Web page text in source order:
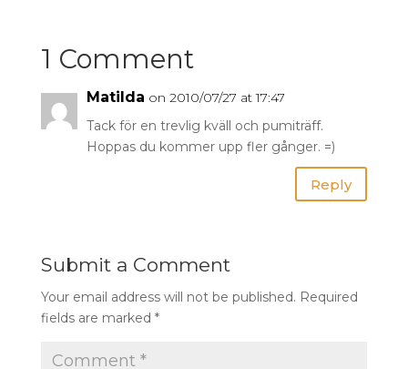
1 Comment
Matilda on 2010/07/27 at 17:47
Tack för en trevlig kväll och pumiträff.
Hoppas du kommer upp fler gånger. =)
Reply
Submit a Comment
Your email address will not be published. Required
fields are marked *